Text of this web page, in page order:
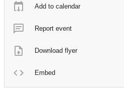
Add to calendar
Report event
Download flyer
Embed